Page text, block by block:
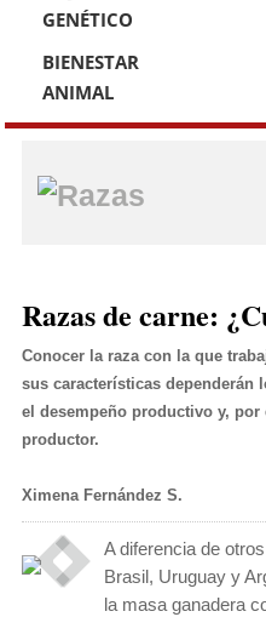
GENÉTICO
BIENESTAR
ANIMAL
Razas
Razas de carne:
Conocer la raza con la que
sus características dependerán
el desempeño productivo y, por
productor.
Ximena Fernández S.
Crédito:
Criadero
Hereford
Crédito:
A diferencia de
Brasil, Uruguay y
la masa ganadera